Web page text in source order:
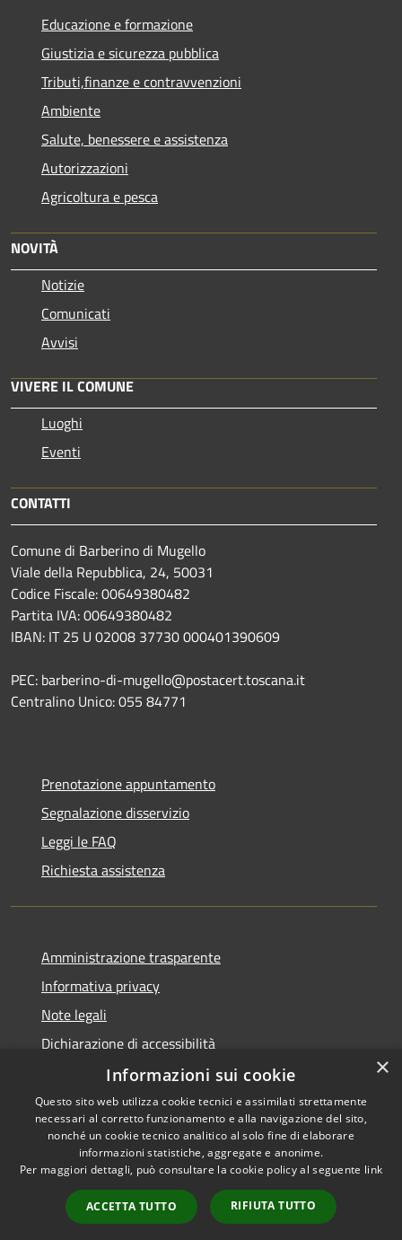
Educazione e formazione
Giustizia e sicurezza pubblica
Tributi,finanze e contravvenzioni
Ambiente
Salute, benessere e assistenza
Autorizzazioni
Agricoltura e pesca
NOVITÀ
Notizie
Comunicati
Avvisi
VIVERE IL COMUNE
Luoghi
Eventi
CONTATTI
Comune di Barberino di Mugello
Viale della Repubblica, 24, 50031
Codice Fiscale: 00649380482
Partita IVA: 00649380482
IBAN: IT 25 U 02008 37730 000401390609
PEC: barberino-di-mugello@postacert.toscana.it
Centralino Unico: 055 84771
Prenotazione appuntamento
Segnalazione disservizio
Leggi le FAQ
Richiesta assistenza
Amministrazione trasparente
Informativa privacy
Note legali
Dichiarazione di accessibilità
Accessibilità
Privacy
Mappa del sito
Copyright © 2026 • Comune di
Barberino di Mugello •
Powered byMunicipium •
Accesso redazione
×
Informazioni sui cookie
Questo sito web utilizza cookie tecnici e assimilati strettamente
necessari al corretto funzionamento e alla navigazione del sito,
nonché un cookie tecnico analitico al solo fine di elaborare
informazioni statistiche, aggregate e anonime.
Per maggiori dettagli, può consultare la cookie policy al seguente link
ACCETTA TUTTO RIFIUTA TUTTO